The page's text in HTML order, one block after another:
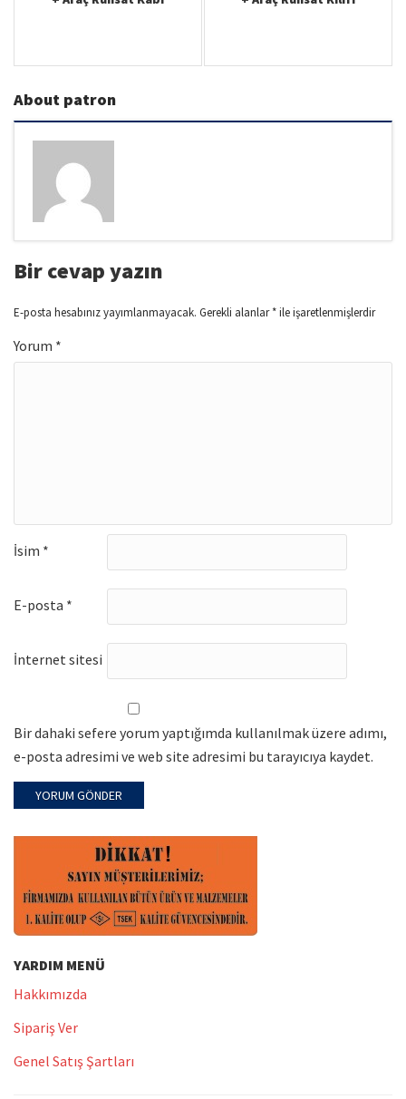
g
t
About patron
Bir cevap yazın
E-posta hesabınız yayımlanmayacak. Gerekli alanlar*ile işaretlenmişlerdir
Yorum *
İsim *
E-posta *
İnternet sitesi
Bir dahaki sefere yorum yaptığımda kullanılmak üzere adımı,
e-posta adresimi ve web site adresimi bu tarayıcıya kaydet.
YARDIM MENÜ
Hakkımızda
Sipariş Ver
Genel Satış Şartları